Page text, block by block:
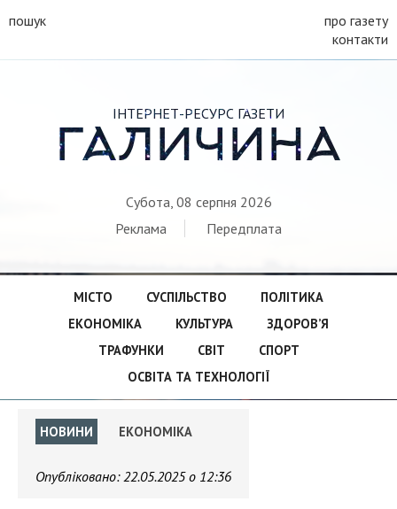
пошук
про газету
контакти
ІНТЕРНЕТ-РЕСУРС ГАЗЕТИ
ГАЛИЧИНА
Субота, 08 серпня 2026
Реклама
Передплата
МІСТО СУСПІЛЬСТВО
ПОЛІТИКА
ЕКОНОМІКА
КУЛЬТУРА
ЗДОРОВ’Я
ТРАФУНКИ
СВІТ
СПОРТ
ОСВІТА ТА ТЕХНОЛОГІЇ
НОВИНИ ЕКОНОМІКА
Опубліковано:22.05.2025 о 12:36